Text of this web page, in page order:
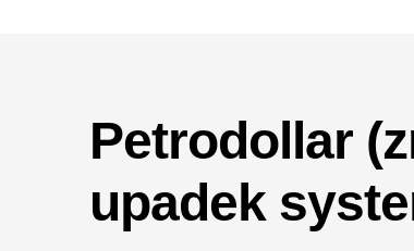
Petrodollar
upadek